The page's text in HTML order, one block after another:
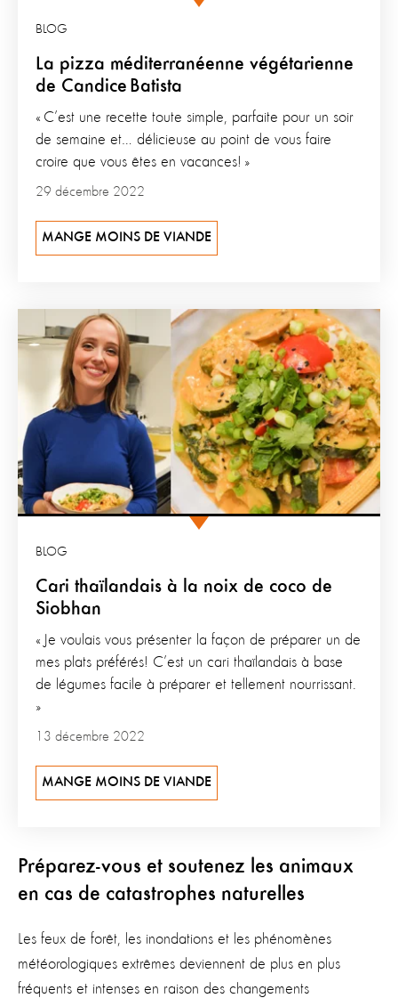
La pizza méditerranéenne végétarienne
de Candice Batista
BLOG
« C’est une recette toute simple, parfaite pour un soir
de semaine et… délicieuse au point de vous faire
croire que vous êtes en vacances! »
29 décembre 2022
MANGE MOINS DE VIANDE
Cari thaïlandais à la noix de coco de
Siobhan
BLOG
« Je voulais vous présenter la façon de préparer un de
mes plats préférés! C’est un cari thaïlandais à base
de légumes facile à préparer et tellement nourrissant.
»
13 décembre 2022
MANGE MOINS DE VIANDE
Préparez-vous et soutenez les animaux
en cas de catastrophes naturelles
Les feux de forêt, les inondations et les phénomènes
météorologiques extrêmes deviennent de plus en plus
fréquents et intenses en raison des changements